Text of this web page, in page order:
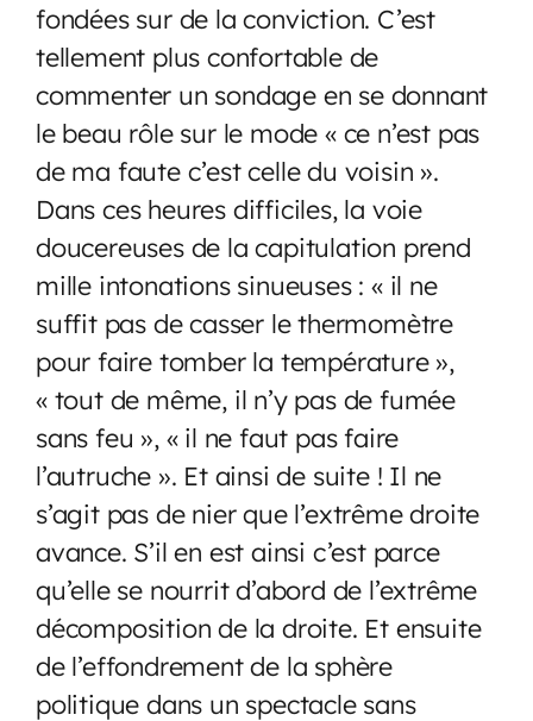
fondées sur de la conviction. C’est
tellement plus confortable de
commenter un sondage en se donnant
le beau rôle sur le mode « ce n’est pas
de ma faute c’est celle du voisin ».
Dans ces heures difficiles, la voie
doucereuses de la capitulation prend
mille intonations sinueuses : « il ne
suffit pas de casser le thermomètre
pour faire tomber la température »,
« tout de même, il n’y pas de fumée
sans feu », « il ne faut pas faire
l’autruche ». Et ainsi de suite ! Il ne
s’agit pas de nier que l’extrême droite
avance. S’il en est ainsi c’est parce
qu’elle se nourrit d’abord de l’extrême
décomposition de la droite. Et ensuite
de l’effondrement de la sphère
politique dans un spectacle sans